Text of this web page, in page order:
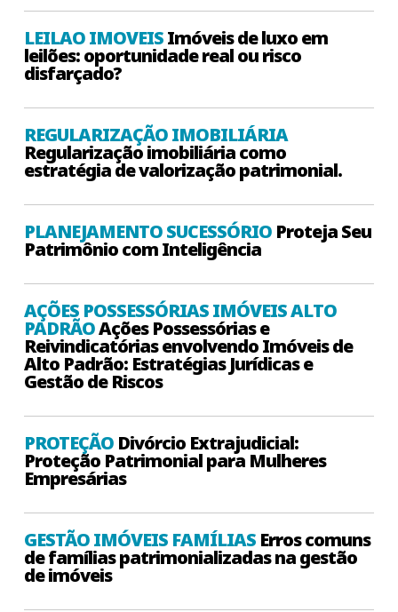
LEILAO IMOVEISImóveis de luxo em
leilões: oportunidade real ou risco
disfarçado?
REGULARIZAÇÃO IMOBILIÁRIA
Regularização imobiliária como
estratégia de valorização patrimonial.
PLANEJAMENTO SUCESSÓRIO Proteja Seu
Patrimônio com Inteligência
AÇÕES POSSESSÓRIAS IMÓVEIS ALTO
PADRÃOAções Possessórias e
Reivindicatórias envolvendo Imóveis de
Alto Padrão: Estratégias Jurídicas e
Gestão de Riscos
PROTEÇÃO Divórcio Extrajudicial:
Proteção Patrimonial para Mulheres
Empresárias
GESTÃO IMÓVEIS FAMÍLIAS Erros comuns
de famílias patrimonializadas na gestão
de imóveis